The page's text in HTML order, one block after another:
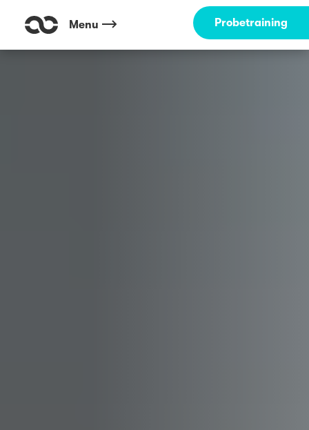
Menu Probetraining
Outdoor Fitness direkt um die Ecke: Englischer Garten München ☀️